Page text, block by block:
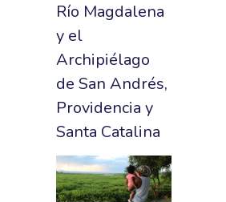
Río Magdalena
y el
Archipiélago
de San Andrés,
Providencia y
Santa Catalina